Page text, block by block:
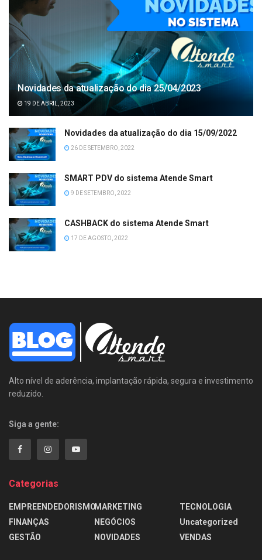
Novidades da atualização do dia 25/04/2023
19 DE ABRIL, 2023
Novidades da atualização do dia 15/09/2022
26 DE SETEMBRO, 2022
SMART PDV do sistema Atende Smart
9 DE SETEMBRO, 2022
CASHBACK do sistema Atende Smart
17 DE AGOSTO, 2022
Alto nível de aderência, implantação rápida, segura e investimento
reduzido.
Siga a gente:
Categorias
EMPREENDEDORISMO
FINANÇAS
GESTÃO
MARKETING
NEGÓCIOS
NOVIDADES
TECNOLOGIA
Uncategorized
VENDAS